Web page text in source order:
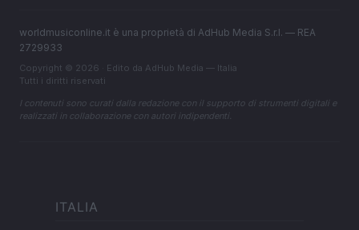
worldmusiconline.it è una proprietà di AdHub Media S.r.l. — REA
2729933
Copyright © 2026 · Edito da AdHub Media — Italia
Tutti i diritti riservati
I contenuti sono curati dalla redazione con il supporto di strumenti digitali e
realizzati in collaborazione con autori indipendenti.
ITALIA